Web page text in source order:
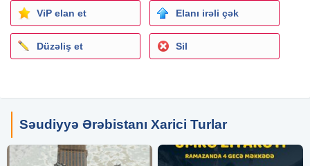
Ciddə-Mədinə sürət ilə gediş
Qiymətə daxildir:
Təyyarə biletləri.
Otel 5* Vip.
Səhər və Axşam yeməyi
Peşəkar bələdçi xidməti.
Bel çantası (şirkətə aid)
ViP elan et Elanı irəli çək
Düzəliş et Sil
Səudiyyə Ərəbistanı Xarici Turlar